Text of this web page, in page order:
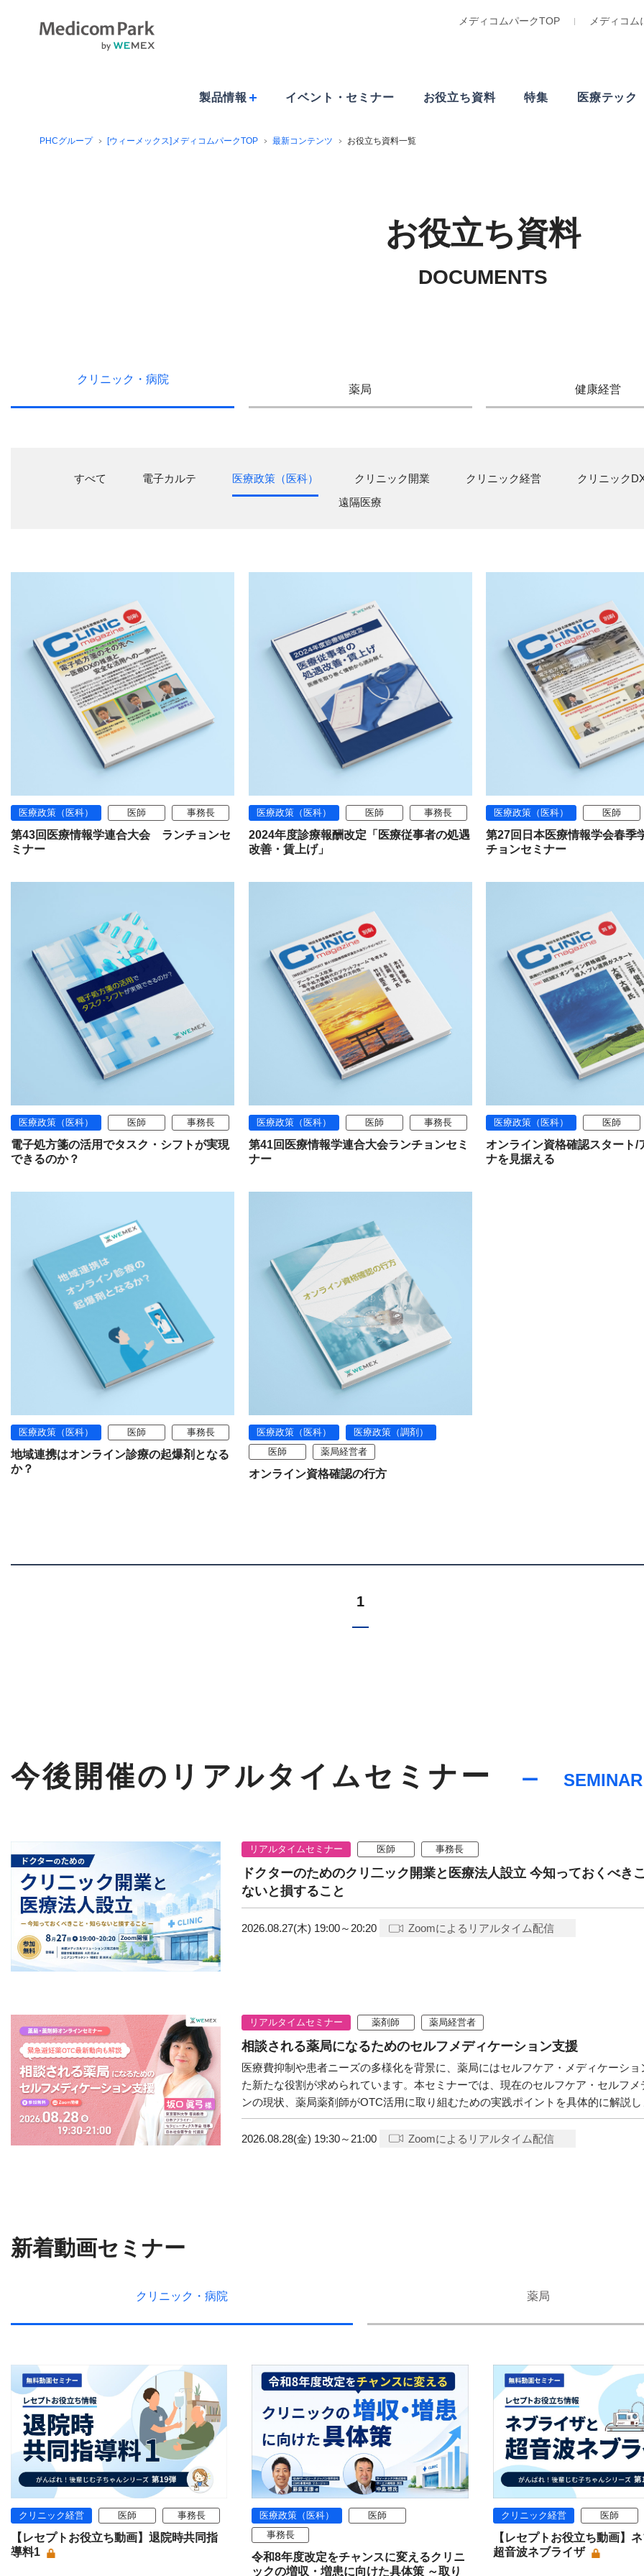
製品情報 イベント・ セミナー お役立ち資料 特集 医療テック
メディコムパークTOP メディコム
PHCグループ [ウィーメックス]メディコムパークTOP 最新コンテンツ お役立ち資料一覧
お役立ち資料
DOCUMENTS
クリニック・ 病院
薬局
健康経営
すべて 電子カルテ 医療政策（医科） クリニック開業 クリニック経営
クリニック
遠隔医療
医療政策（医科） 医師 事務長
第43回医療情報学連合大会 ランチョンセ
ミナー
医療政策（医科） 医師 事務長
2024年度診療報酬改定「医療従事者の処遇
改善・賃上げ」
医療政策（医科） 医師
第27回日本医療情報学会春季
チョンセミナー
医療政策（医科） 医師 事務長
電子処方箋の活用でタスク・シフトが実現
できるのか？
医療政策（医科） 医師 事務長
第41回医療情報学連合大会ランチョンセミ
ナー
医療政策（医科） 医師
オンライン資格確認スタート/
ナを見据える
医療政策（医科） 医師 事務長
地域連携はオンライン診療の起爆剤となる
か？
医療政策（医科）
医療政策（調剤）
医師
薬局経営者
オンライン資格確認の行方
1
今後開催のリアルタイムセミナー SEMINAR
リアルタイムセミナー 医師 事務長
ドクターのためのクリ二ック開業と医療法人設立 今知っておくべき
ないと損すること
2026.08.27(木) 19:00～20:20 Zoomによるリアルタイム配信
リアルタイムセミナー 薬剤師 薬局経営者
相談される薬局になるためのセルフメディケーション支援
医療費抑制や患者ニーズの多様化を背景に、薬局にはセルフケア・メディケーショ
た新たな役割が求められています。本セミナーでは、現在のセルフケア・セルフメ
ンの現状、薬局薬剤師がOTC活用に取り組むための実践ポイントを具体的に解説
2026.08.28(金) 19:30～21:00 Zoomによるリアルタイム配信
新着動画セミナー
クリニック・ 病院 薬局
クリニック経営 医師 事務長
【レセプトお役立ち動画】退院時共同指
導料1
医療政策（医科）
医師
事務長
令和8年度改定をチャンスに変えるクリニ
ックの増収・増患に向けた具体策 ～取り
クリニック経営 医師
【レセプトお役立ち動画】
超音波ネブライザ